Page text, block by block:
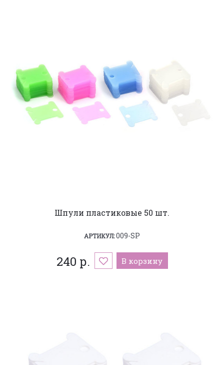
Шпули пластиковые 50 шт.
АРТИКУЛ:009-SP
240 р. В корзину